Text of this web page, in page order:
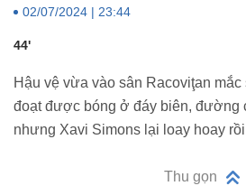
02/07/2024 | 23:44
44'
Hậu vệ vừa vào sân Racoviţan
đoạt được bóng ở đáy biên, đường
nhưng Xavi Simons lại loay hoay
Thu gọn